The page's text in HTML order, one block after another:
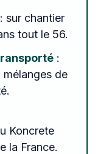
: sur chantier
tout le 56.
:
de
Koncrete
la France.